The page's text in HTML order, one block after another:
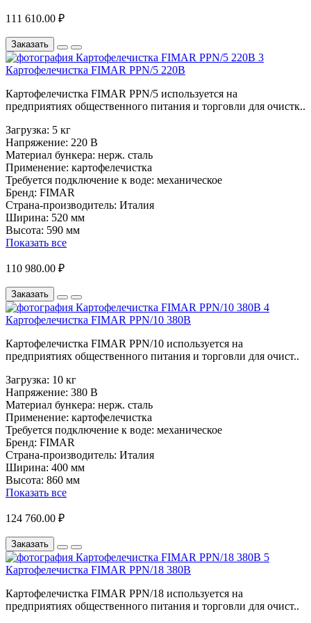
111 610.00 ₽
Заказать
Картофелечистка FIMAR PPN/5 220В
Картофелечистка FIMAR PPN/5 используется на
предприятиях общественного питания и торговли для очистк..
Загрузка: 5 кг
Напряжение: 220 В
Материал бункера: нерж. сталь
Применение: картофелечистка
Требуется подключение к воде: механическое
Бренд: FIMAR
Страна-производитель: Италия
Ширина: 520 мм
Высота: 590 мм
Показать все
110 980.00 ₽
Заказать
Картофелечистка FIMAR PPN/10 380В
Картофелечистка FIMAR PPN/10 используется на
предприятиях общественного питания и торговли для очист..
Загрузка: 10 кг
Напряжение: 380 В
Материал бункера: нерж. сталь
Применение: картофелечистка
Требуется подключение к воде: механическое
Бренд: FIMAR
Страна-производитель: Италия
Ширина: 400 мм
Высота: 860 мм
Показать все
124 760.00 ₽
Заказать
Картофелечистка FIMAR PPN/18 380В
Картофелечистка FIMAR PPN/18 используется на
предприятиях общественного питания и торговли для очист..